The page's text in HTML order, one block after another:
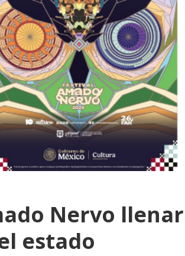
Nervo
estado